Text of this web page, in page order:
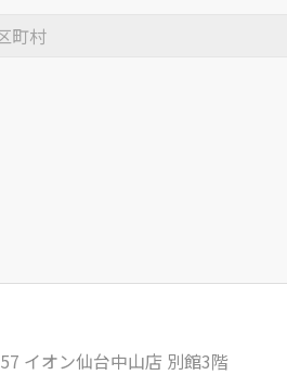
イオン仙台中山店 別館3階